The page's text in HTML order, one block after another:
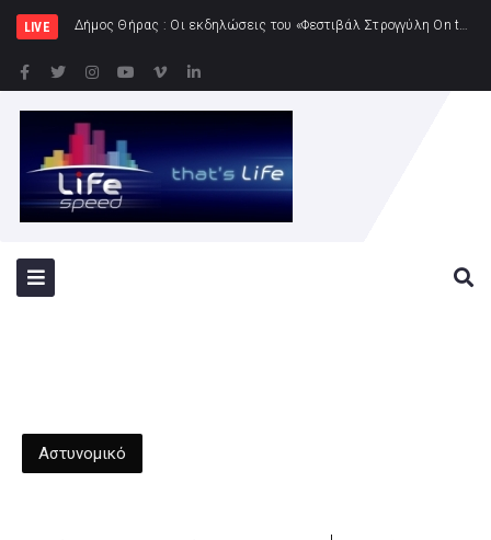
LIVE Δήμος Πατρέω
Αστυνομικό